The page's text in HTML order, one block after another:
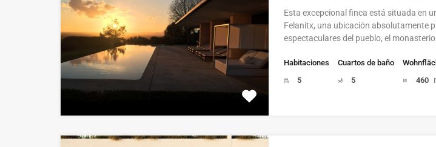
Esta excepcional finca está situada en
Felanitx, una ubicación absolutamente
espectaculares del pueblo, el
Habitaciones
5
Cuartos de baño
5
460